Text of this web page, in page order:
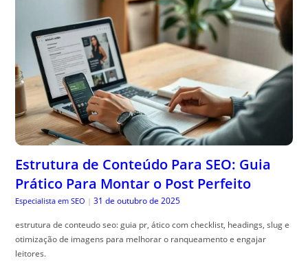
Estrutura de Conteúdo Para SEO: Guia
Prático Para Montar o Post Perfeito
Especialista em SEO | 31 de outubro de 2025
estrutura de conteudo seo: guia pr, ático com checklist, headings, slug e
otimização de imagens para melhorar o ranqueamento e engajar
leitores.